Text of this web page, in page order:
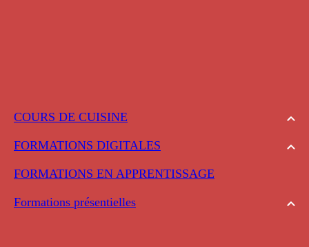
COURS DE CUISINE
FORMATIONS DIGITALES
FORMATIONS EN APPRENTISSAGE
Formations présentielles